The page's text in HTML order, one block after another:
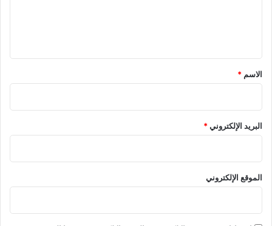
*
الاسم *
البريد الإلكتروني*
الموقع الإلكتروني